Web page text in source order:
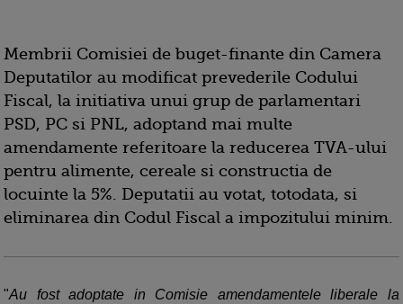
Membrii Comisiei de buget-finante din Camera
Deputatilor au modificat prevederile Codului
Fiscal, la initiativa unui grup de parlamentari
PSD, PC si PNL, adoptand mai multe
amendamente referitoare la reducerea TVA-ului
pentru alimente, cereale si constructia de
locuinte la 5%. Deputatii au votat, totodata, si
eliminarea din Codul Fiscal a impozitului minim.
"Au fost adoptate in Comisie amendamentele liberale la